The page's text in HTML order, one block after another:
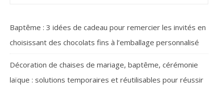
Baptême : 3 idées de cadeau pour remercier les invités en
choisissant des chocolats fins à l’emballage personnalisé
Décoration de chaises de mariage, baptême, cérémonie
laïque : solutions temporaires et réutilisables pour réussir